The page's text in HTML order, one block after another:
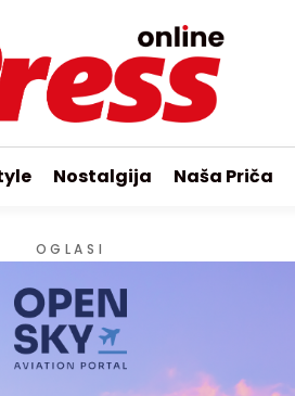
Nostalgija Naša Priča
OGLASI